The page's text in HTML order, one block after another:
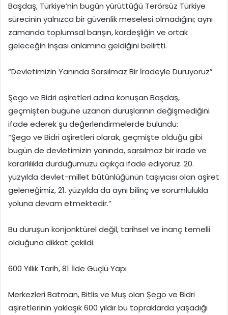
Başdaş, Türkiye’nin bugün yürüttüğü Terörsüz Türkiye
sürecinin yalnızca bir güvenlik meselesi olmadığını; aynı
zamanda toplumsal barışın, kardeşliğin ve ortak
geleceğin inşası anlamına geldiğini belirtti.
“Devletimizin Yanında Sarsılmaz Bir İradeyle Duruyoruz”
Şego ve Bidri aşiretleri adına konuşan Başdaş,
geçmişten bugüne uzanan duruşlarının değişmediğini
ifade ederek şu değerlendirmelerde bulundu:
“Şego ve Bidri aşiretleri olarak, geçmişte olduğu gibi
bugün de devletimizin yanında, sarsılmaz bir irade ve
kararlılıkla durduğumuzu açıkça ifade ediyoruz. 20.
yüzyılda devlet-millet bütünlüğünün taşıyıcısı olan aşiret
geleneğimiz, 21. yüzyılda da aynı bilinç ve sorumlulukla
yoluna devam etmektedir.”
Bu duruşun konjonktürel değil, tarihsel ve inanç temelli
olduğuna dikkat çekildi.
600 Yıllık Tarih, 81 İlde Güçlü Yapı
Merkezleri Batman, Bitlis ve Muş olan Şego ve Bidri
aşiretlerinin yaklaşık 600 yıldır bu topraklarda yaşadığı